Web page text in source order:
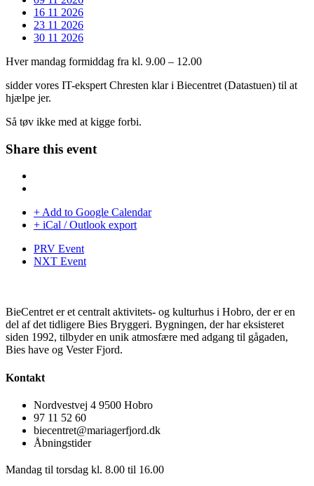
16 11 2026
23 11 2026
30 11 2026
Hver mandag formiddag fra kl. 9.00 – 12.00
sidder vores IT-ekspert Chresten klar i Biecentret (Datastuen) til at
hjælpe jer.
Så tøv ikke med at kigge forbi.
Share this event
+ Add to Google Calendar
+ iCal / Outlook export
PRV Event
NXT Event
BieCentret er et centralt aktivitets- og kulturhus i Hobro, der er en
del af det tidligere Bies Bryggeri. Bygningen, der har eksisteret
siden 1992, tilbyder en unik atmosfære med adgang til gågaden,
Bies have og Vester Fjord.
Kontakt
Nordvestvej 4 9500 Hobro
97 11 52 60
biecentret@mariagerfjord.dk
Åbningstider
Mandag til torsdag kl. 8.00 til 16.00